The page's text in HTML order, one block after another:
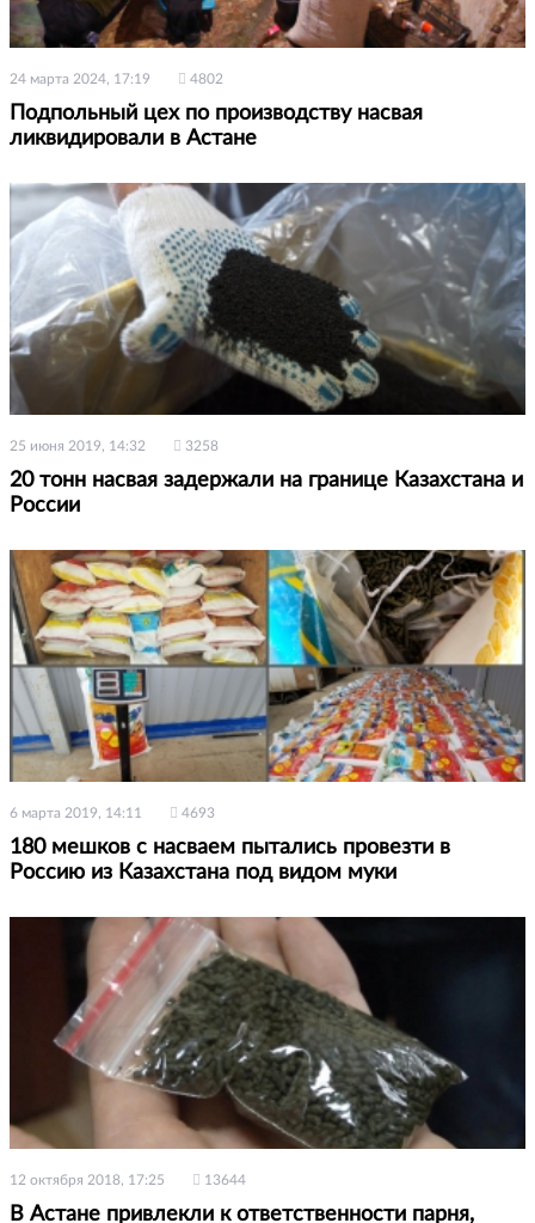
24 марта 2024, 17:19 4802
Подпольный цех по производству насвая
ликвидировали в Астане
25 июня 2019, 14:32 3258
20 тонн насвая задержали на границе Казахстана и
России
6 марта 2019, 14:11 4693
180 мешков с насваем пытались провезти в
Россию из Казахстана под видом муки
12 октября 2018, 17:25 13644
В Астане привлекли к ответственности парня,